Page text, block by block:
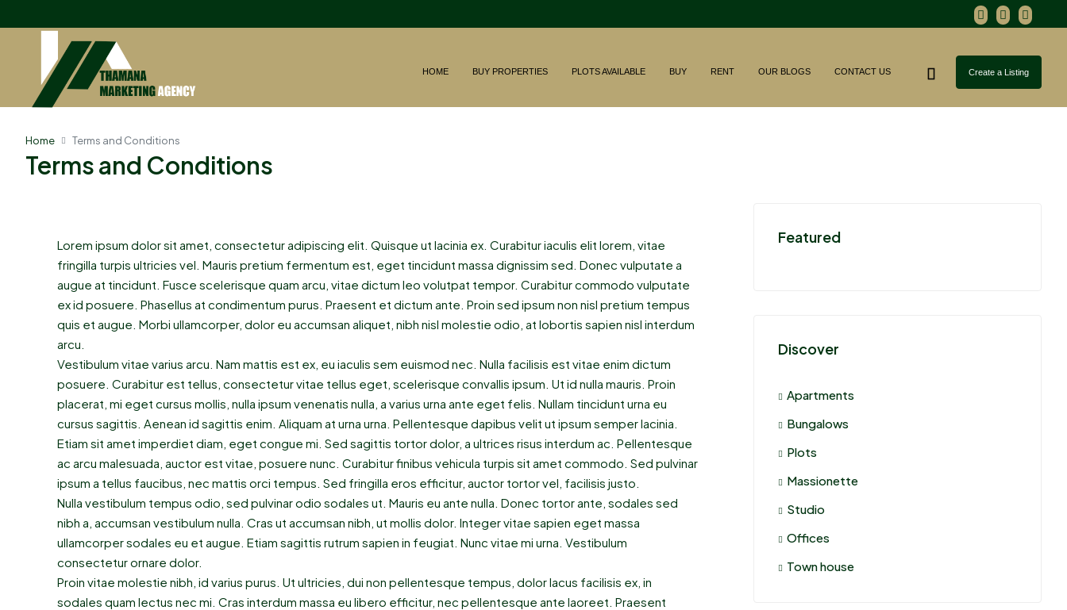
HOME BUY PROPERTIES PLOTS AVAILABLE BUY RENT OUR BLOGS CONTACT US Create a Listing
Home Terms and Conditions
Terms and Conditions
Lorem ipsum dolor sit amet, consectetur adipiscing elit. Quisque ut lacinia ex. Curabitur iaculis elit lorem, vitae
fringilla turpis ultricies vel. Mauris pretium fermentum est, eget tincidunt massa dignissim sed. Donec vulputate a
augue at tincidunt. Fusce scelerisque quam arcu, vitae dictum leo volutpat tempor. Curabitur commodo vulputate
ex id posuere. Phasellus at condimentum purus. Praesent et dictum ante. Proin sed ipsum non nisl pretium tempus
quis et augue. Morbi ullamcorper, dolor eu accumsan aliquet, nibh nisl molestie odio, at lobortis sapien nisl interdum
arcu.
Vestibulum vitae varius arcu. Nam mattis est ex, eu iaculis sem euismod nec. Nulla facilisis est vitae enim dictum
posuere. Curabitur est tellus, consectetur vitae tellus eget, scelerisque convallis ipsum. Ut id nulla mauris. Proin
placerat, mi eget cursus mollis, nulla ipsum venenatis nulla, a varius urna ante eget felis. Nullam tincidunt urna eu
cursus sagittis. Aenean id sagittis enim. Aliquam at urna urna. Pellentesque dapibus velit ut ipsum semper lacinia.
Etiam sit amet imperdiet diam, eget congue mi. Sed sagittis tortor dolor, a ultrices risus interdum ac. Pellentesque
ac arcu malesuada, auctor est vitae, posuere nunc. Curabitur finibus vehicula turpis sit amet commodo. Sed pulvinar
ipsum a tellus faucibus, nec mattis orci tempus. Sed fringilla eros efficitur, auctor tortor vel, facilisis justo.
Nulla vestibulum tempus odio, sed pulvinar odio sodales ut. Mauris eu ante nulla. Donec tortor ante, sodales sed
nibh a, accumsan vestibulum nulla. Cras ut accumsan nibh, ut mollis dolor. Integer vitae sapien eget massa
ullamcorper sodales eu et augue. Etiam sagittis rutrum sapien in feugiat. Nunc vitae mi urna. Vestibulum
consectetur ornare dolor.
Proin vitae molestie nibh, id varius purus. Ut ultricies, dui non pellentesque tempus, dolor lacus facilisis ex, in
sodales quam lectus nec mi. Cras interdum massa eu libero efficitur, nec pellentesque ante laoreet. Praesent
Featured
Discover
Apartments
Bungalows
Plots
Massionette
Studio
Offices
Town house